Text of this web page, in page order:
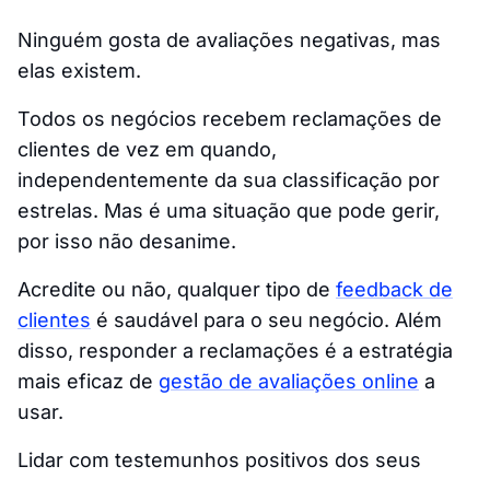
Ninguém gosta de avaliações negativas, mas
elas existem.
Todos os negócios recebem reclamações de
clientes de vez em quando,
independentemente da sua classificação por
estrelas. Mas é uma situação que pode gerir,
por isso não desanime.
Acredite ou não, qualquer tipo de feedback de
clientes é saudável para o seu negócio. Além
disso, responder a reclamações é a estratégia
mais eficaz de gestão de avaliações online a
usar.
Lidar com testemunhos positivos dos seus